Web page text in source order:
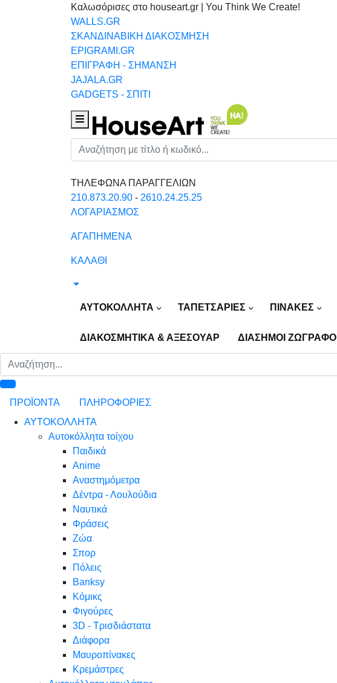
Καλωσόρισες στο houseart.gr | You Think We Create!
WALLS.GR
ΣΚΑΝΔΙΝΑΒΙΚΗ ΔΙΑΚΟΣΜΗΣΗ
EPIGRAMI.GR
ΕΠΙΓΡΑΦΗ - ΣΗΜΑΝΣΗ
JAJALA.GR
GADGETS - ΣΠΙΤΙ
Houseart Menu
Αναζήτηση
ΤΗΛΕΦΩΝΑ ΠΑΡΑΓΓΕΛΙΩΝ
210.873.20.90 - 2610.24.25.25
ΛΟΓΑΡΙΑΣΜΟΣ
ΑΓΑΠΗΜΕΝΑ
ΚΑΛΑΘΙ
ΑΥΤΟΚΟΛΛΗΤΑ ΤΑΠΕΤΣΑΡΙΕΣ ΠΙΝΑΚΕΣ
ΔΙΑΚΟΣΜΗΤΙΚΑ & ΑΞΕΣΟΥΑΡ ΔΙΑΣΗΜΟΙ ΖΩΓΡΑΦΟΙ
ΠΡΟΪΟΝΤΑ
ΠΛΗΡΟΦΟΡΙΕΣ
ΑΥΤΟΚΟΛΛΗΤΑ
Αυτοκόλλητα τοίχου
Παιδικά
Anime
Αναστημόμετρα
Δέντρα - Λουλούδια
Ναυτικά
Φράσεις
Ζώα
Σπορ
Πόλεις
Banksy
Κόμικς
Φιγούρες
3D - Τρισδιάστατα
Διάφορα
Μαυροπίνακες
Κρεμάστρες